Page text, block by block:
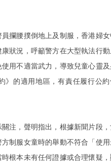
攔腰撲倒地上及制服，香港婦
狀況，呼籲警方在大型執法行
用不適當武力，導致兒童心靈
》的適用地區，有責任履行公約
注，聲明指出，根據新聞片段
制服女童時的舉動不符合「使
根本未有任何證據或合理懷疑